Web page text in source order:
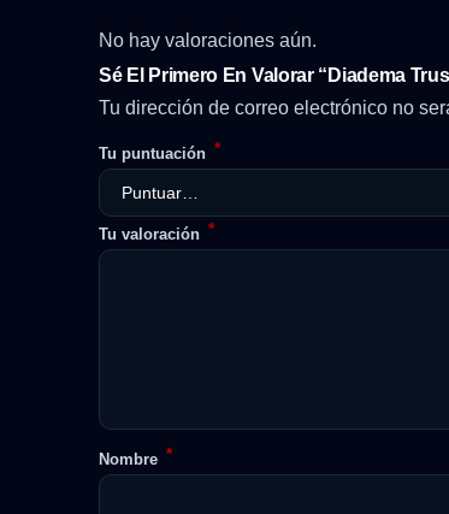
No hay valoraciones aún.
Sé El Primero En Valorar “Diadema
Tu dirección de correo electrónico no
Tu puntuación *
Tu valoración *
Nombre *